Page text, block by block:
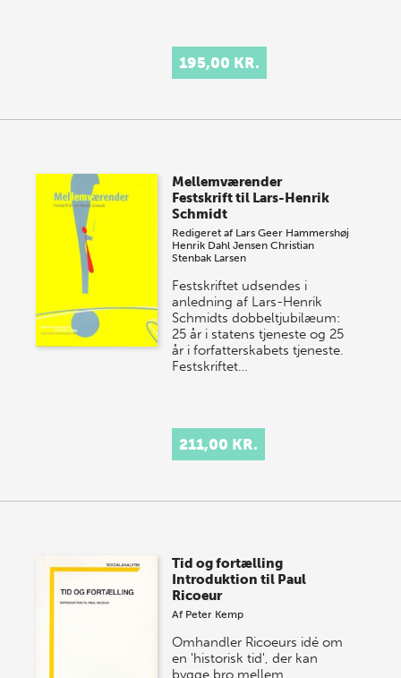
195,00 KR.
Mellemværender
Festskrift til Lars-Henrik
Schmidt
Redigeret af Lars Geer Hammershøj
Henrik Dahl Jensen Christian
Stenbak Larsen
Festskriftet udsendes i
anledning af Lars-Henrik
Schmidts dobbeltjubilæum:
25 år i statens tjeneste og 25
år i forfatterskabets tjeneste.
Festskriftet…
211,00 KR.
Tid og fortælling
Introduktion til Paul
Ricoeur
Af Peter Kemp
Omhandler Ricoeurs idé om
en 'historisk tid', der kan
bygge bro mellem